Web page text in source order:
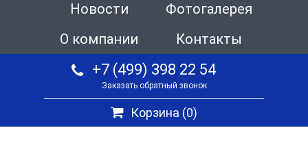
Новости
Фотогалерея
О компании
Контакты
+7 (499) 398 22 54
Заказать обратный звонок
Корзина (0)